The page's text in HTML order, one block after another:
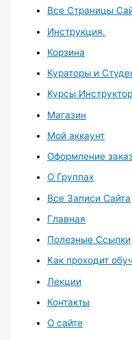
Все Страницы
Инструкция.
Корзина
Кураторы и
Курсы
Магазин
Мой аккаунт
Оформление
О Группах
Все Записи Сайта
Главная
Полезные Ссылки
Как проходит
Лекции
Контакты
О сайте